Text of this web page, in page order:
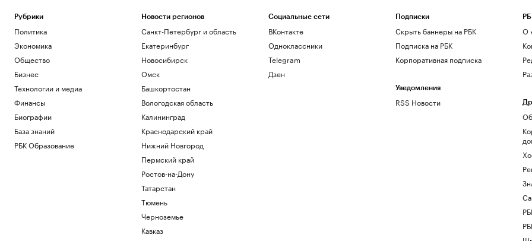
Рубрики
Политика
Экономика
Общество
Бизнес
Технологии и медиа
Финансы
Биографии
База знаний
РБК Образование
Новости регионов
Санкт-Петербург и область
Екатеринбург
Новосибирск
Омск
Башкортостан
Вологодская область
Калининград
Краснодарский край
Нижний Новгород
Пермский край
Ростов-на-Дону
Татарстан
Тюмень
Черноземье
Кавказ
Социальные сети
ВКонтакте
Одноклассники
Telegram
Дзен
Подписки
Скрыть баннеры на РБК
Подписка на РБК
Корпоративная подписка
Уведомления
RSS Новости
О